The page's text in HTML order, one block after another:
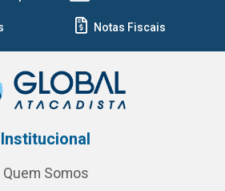
Notas Fiscais
Institucional
Quem Somos